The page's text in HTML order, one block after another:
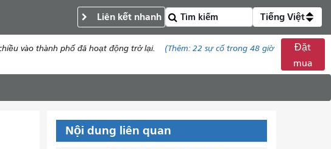
Liên kết nhanh Tiếng Việt
vào thành phố đã hoạt động trở lại. (Thêm: 22 sự cố trong 48 giờ
Đặt
mua
Nội dung liên quan